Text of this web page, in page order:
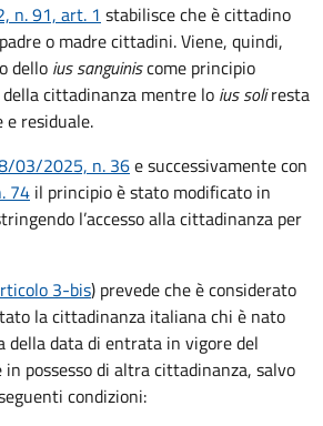
n. 91, art. 1 stabilisce che è cittadino
o madre cittadini. Viene, quindi,
dello ius sanguiniscome principio
cittadinanza mentre lo ius soliresta
e residuale.
03/2025, n. 36e successivamente con
74 il principio è stato modificato in
l’accesso alla cittadinanza per
3-bis) prevede cheèconsiderato
la cittadinanza italiana chi è nato
della data di entrata in vigore del
possesso di altra cittadinanza, salvo
condizioni: